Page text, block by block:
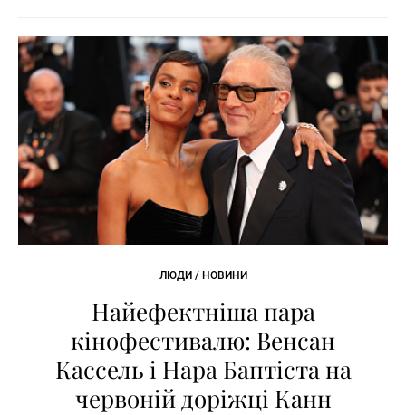
ЛЮДИ / НОВИНИ
Найефектніша пара
кінофестивалю: Венсан
Кассель і Нара Баптіста на
червоній доріжці Канн